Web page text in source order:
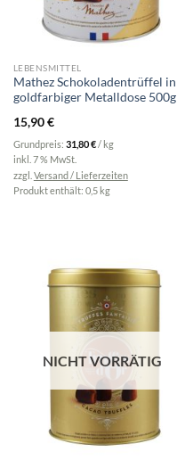
LEBENSMITTEL
Mathez Schokoladentrüffel in
goldfarbiger Metalldose 500g
15,90€
Grundpreis: 31,80€/ kg
inkl. 7 % MwSt.
zzgl. Versand / Lieferzeiten
Produkt enthält: 0,5 kg
NICHT VORRÄTIG